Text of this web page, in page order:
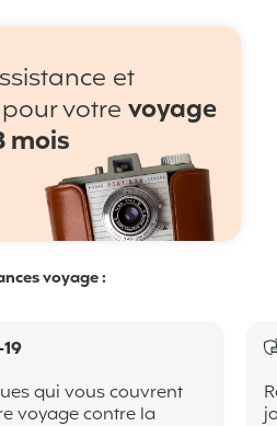
et
votre voyage
mois
voyage :
qui vous couvrent
voyage contre la